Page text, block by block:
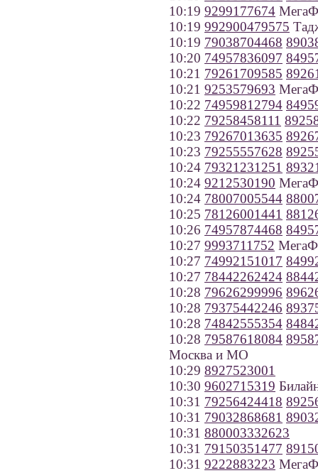
10:19 9299177674
10:19 992900479575
10:19 79038704468
10:20 74957836097
10:21 79261709585
10:21 9253579693
10:22 74959812794
10:22 79258458111
10:23 79267013635
10:23 79255557628
10:24 79321231251
10:24 9212530190
10:24 78007005544
10:25 78126001441
10:26 74957874468
10:27 9993711752
10:27 74992151017
10:27 78442262424
10:28 79626299996
10:28 79375442246
10:28 74842555354
10:28 79587618084
Москва и МО
10:29 8927523001
10:30 9602715319
10:31 79256424418
10:31 79032868681
10:31 880003332623
10:31 79150351477
10:31 9222883223